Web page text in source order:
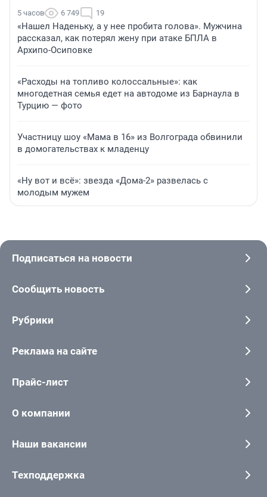
5 часов 6 749 19
«Нашел Наденьку, а у нее пробита голова». Мужчина
рассказал, как потерял жену при атаке БПЛА в
Архипо-Осиповке
«Расходы на топливо колоссальные»: как
многодетная семья едет на автодоме из Барнаула в
Турцию — фото
Участницу шоу «Мама в 16» из Волгограда обвинили
в домогательствах к младенцу
«Ну вот и всё»: звезда «Дома-2» развелась с
молодым мужем
Подписаться на новости
Сообщить новость
Рубрики
Реклама на сайте
Прайс-лист
О компании
Наши вакансии
Техподдержка